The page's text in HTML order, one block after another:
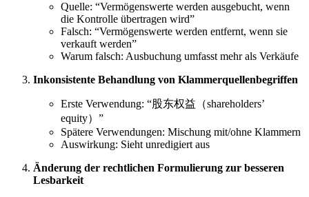
Quelle: “Vermögenswerte werden ausgebucht, wenn
die Kontrolle übertragen wird”
Falsch: “Vermögenswerte werden entfernt, wenn sie
verkauft werden”
Warum falsch: Ausbuchung umfasst mehr als Verkäufe
Inkonsistente Behandlung von Klammerquellenbegriffen
Erste Verwendung: “股东权益（shareholders’
equity）”
Spätere Verwendungen: Mischung mit/ohne Klammern
Auswirkung: Sieht unredigiert aus
Änderung der rechtlichen Formulierung zur besseren
Lesbarkeit